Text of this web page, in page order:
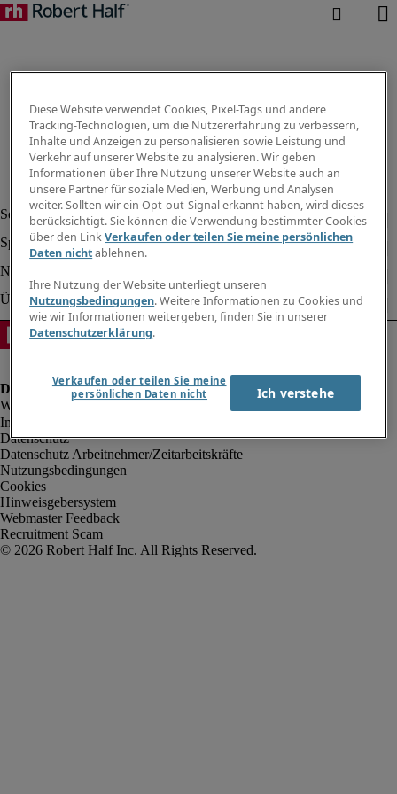
Impressum
Datenschutz
Datenschutz Arbeitnehmer/Zeitarbeitskräfte
Nutzungsbedingungen
Cookies
Hinweisgebersystem
Webmaster Feedback
Recruitment Scam
Diese Website verwendet Cookies, Pixel-Tags und andere
Tracking-Technologien, um die Nutzererfahrung zu verbessern,
Inhalte und Anzeigen zu personalisieren sowie Leistung und
Verkehr auf unserer Website zu analysieren. Wir geben
Informationen über Ihre Nutzung unserer Website auch an
unsere Partner für soziale Medien, Werbung und Analysen
weiter. Sollten wir ein Opt-out-Signal erkannt haben, wird dieses
berücksichtigt. Sie können die Verwendung bestimmter Cookies
über den LinkVerkaufen oder teilen Sie meine persönlichen
Daten nichtablehnen.
Ihre Nutzung der Website unterliegt unseren
Nutzungsbedingungen. Weitere Informationen zu Cookies und
wie wir Informationen weitergeben, finden Sie in unserer
Datenschutzerklärung.
Verkaufen oder teilen Sie meine
persönlichen Daten nicht
Ich verstehe